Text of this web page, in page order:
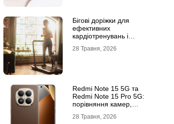
Бігові доріжки для
ефективних
кардіотренувань і
способу життя
28 Травня, 2026
Redmi Note 15 5G та
Redmi Note 15 Pro 5G:
порівняння камер,
продуктивності
28 Травня, 2026